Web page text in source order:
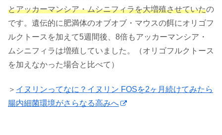
とアッカーマンシア・ムシニフィラを大増殖させていたの
です。遺伝的に肥満体のオブオブ・マウスの餌にオリゴフ
ルクトースを加えて5週間後、8倍もアッカーマンシア・
ムシニフィラは増殖していました。（オリゴフルクトース
を加えなかった場合と比べて）
＞ イヌリンってなに？イヌリン FOSを2ヶ月続けてみたら
腸内細菌環境がさらなる高みへ